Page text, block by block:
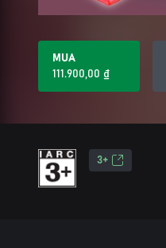
MUA
111.900,00 ₫
3+